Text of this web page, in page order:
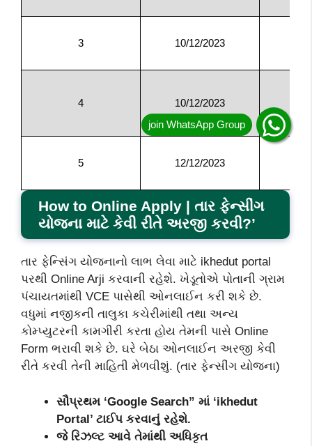
3 10/12/2023
4 10/12/2023
5 12/12/2023
How to Online Apply | તાર ફેન્સીંગ
યોજના માટે કેવી રીતે અરજી કરવી?’
તાર ફેન્‍સિંગ યોજનાનો લાભ લેવા માટે ikhedut portal
પરથી Online Arji કરવાની રહેશે. ખેડૂતોએ પોતાની ગ્રામ
પંચાયતમાંથી VCE પાસેથી ઓનલાઈન કરી શકે છે.
વધુમાં નજીકની તાલુકા કચેરીમાંથી તથા અન્ય
કોમ્પ્યુટરની કામગીરી કરતા હોય તેમની પાસે Online
Form ભરાવી શકે છે. ઘરે બેઠા ઓનલાઈન અરજી કેવી
રીતે કરવી તેની માહિતી મેળવીશું. (તાર ફેન્‍સીંગ યોજના)
સૌપ્રથમ ‘Google Search” માં ‘ikhedut
Portal’ ટાઈપ કરવાનું રહેશે.
જે રિઝલ્ટ આવે તેમાંથી અધિકૃત